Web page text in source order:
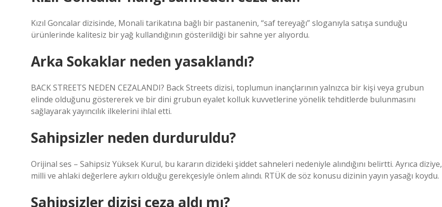
Kızıl Goncalar dizisinde, Monali tarikatına bağlı bir pastanenin, “saf tereyağı” sloganıyla satışa sunduğu
ürünlerinde kalitesiz bir yağ kullandığının gösterildiği bir sahne yer alıyordu.
Arka Sokaklar neden yasaklandı?
BACK STREETS NEDEN CEZALANDI? Back Streets dizisi, toplumun inançlarının yalnızca bir kişi veya grubun
elinde olduğunu göstererek ve bir dini grubun eyalet kolluk kuvvetlerine yönelik tehditlerde bulunmasını
sağlayarak yayıncılık ilkelerini ihlal etti.
Sahipsizler neden durduruldu?
Orijinal ses – Sahipsiz Yüksek Kurul, bu kararın dizideki şiddet sahneleri nedeniyle alındığını belirtti. Ayrıca diziye,
milli ve ahlaki değerlere aykırı olduğu gerekçesiyle önlem alındı. RTÜK de söz konusu dizinin yayın yasağı koydu.
Sahipsizler dizisi ceza aldı mı?